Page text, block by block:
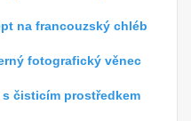
na francouzský chléb
fotografický věnec
čisticím prostředkem